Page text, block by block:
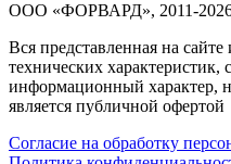
ООО «ФОРВАРД», 2011-
Вся представленная на
технических характеристик,
информационный характер,
является публичной офертой
Согласие на обработку